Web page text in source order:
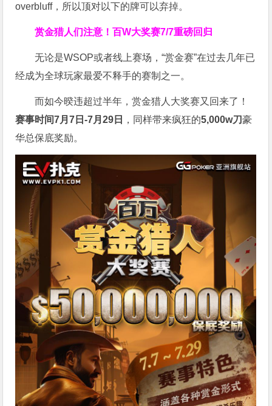
overbluff，所以顶对以下的牌可以弃掉。
赏金猎人们注意！百W大奖赛7/7重磅回归
无论是WSOP或者线上赛场，“赏金赛”在过去几年已
经成为全球玩家最爱不释手的赛制之一。
而如今暌违超过半年，赏金猎人大奖赛又回来了！
赛事时间7月7日-7月29日
，同样带来疯狂的5,000w刀豪
华总保底奖励。